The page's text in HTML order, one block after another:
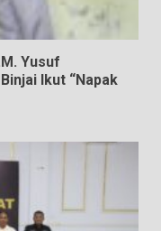
Yusuf
Ikut “Napak